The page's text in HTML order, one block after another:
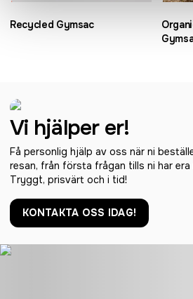
Recycled Gymsac
Vi hjälper er!
Få personlig hjälp av oss när ni
resan, från första frågan tills ni har
Tryggt, prisvärt och i tid!
KONTAKTA OSS IDAG!